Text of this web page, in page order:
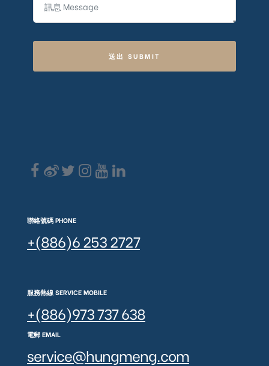
送出 SUBMIT
聯絡號碼 PHONE
+(886)6 253 2727
服務熱線 SERVICE MOBILE
+(886)973 737 638
電郵 EMAIL
service@hungmeng.com